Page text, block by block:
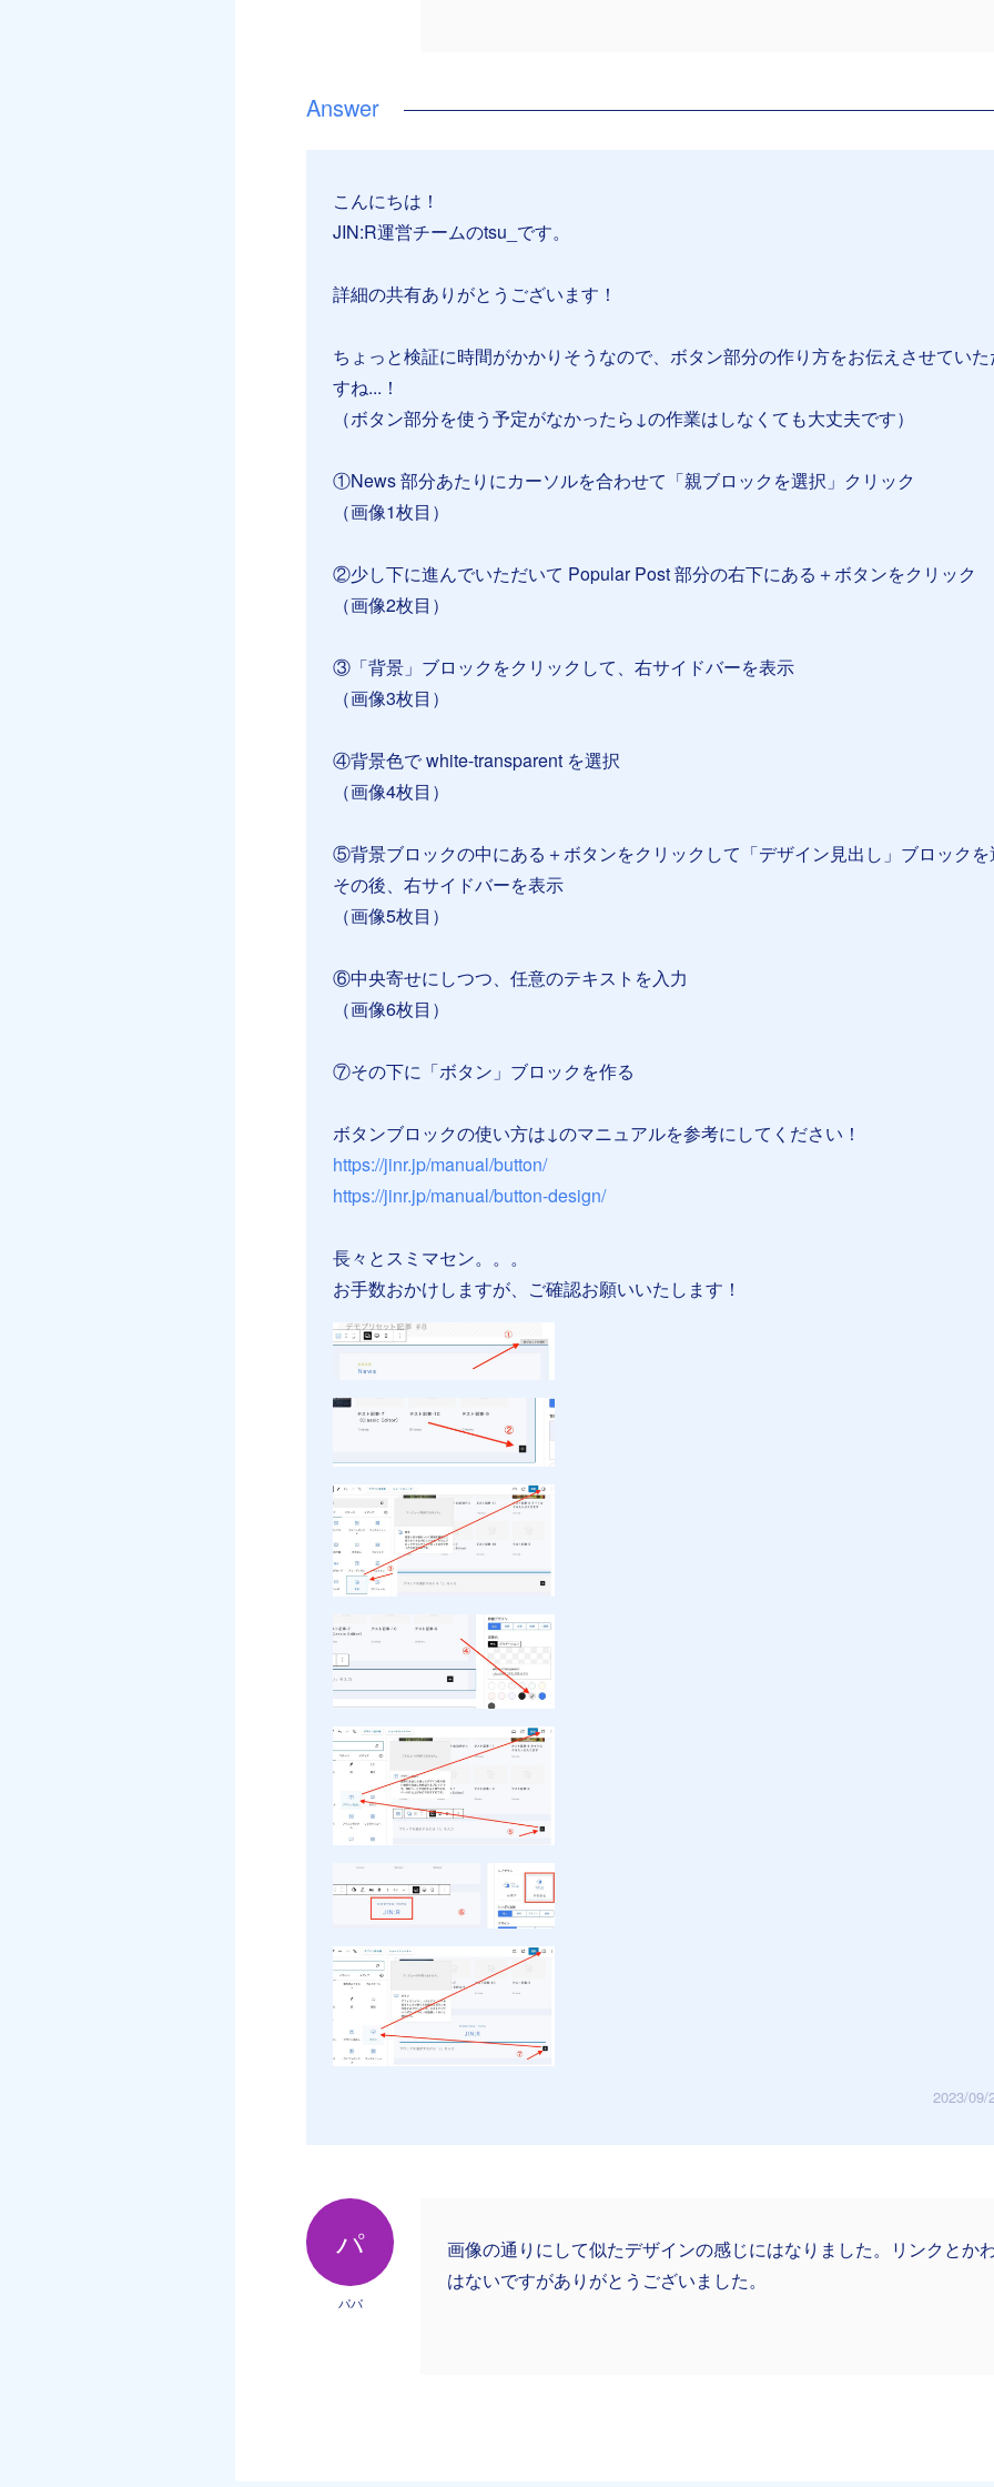
こんにちは！
JIN:R運営チームのtsu_です。
詳細の共有ありがとうございます！
ちょっと検証に時間がかかりそうなので、ボタン部分の作り方をお伝えさせてい
すね...！
（ボタン部分を使う予定がなかったら↓の作業はしなくても大丈夫です）
①News 部分あたりにカーソルを合わせて「親ブロックを選択」クリック
（画像1枚目）
②少し下に進んでいただいて Popular Post 部分の右下にある＋ボタンをクリック
（画像2枚目）
③「背景」ブロックをクリックして、右サイドバーを表示
（画像3枚目）
④背景色で white-transparent を選択
（画像4枚目）
⑤背景ブロックの中にある＋ボタンをクリックして「デザイン見出し」ブロック
その後、右サイドバーを表示
（画像5枚目）
⑥中央寄せにしつつ、任意のテキストを入力
（画像6枚目）
⑦その下に「ボタン」ブロックを作る
ボタンブロックの使い方は↓のマニュアルを参考にしてください！
https://jinr.jp/manual/button/
https://jinr.jp/manual/button-design/
長々とスミマセン。。。
お手数おかけしますが、ご確認お願いいたします！
2023/09/
パ
パパ
画像の通りにして似たデザインの感じにはなりました。リンクとか
はないですがありがとうございました。